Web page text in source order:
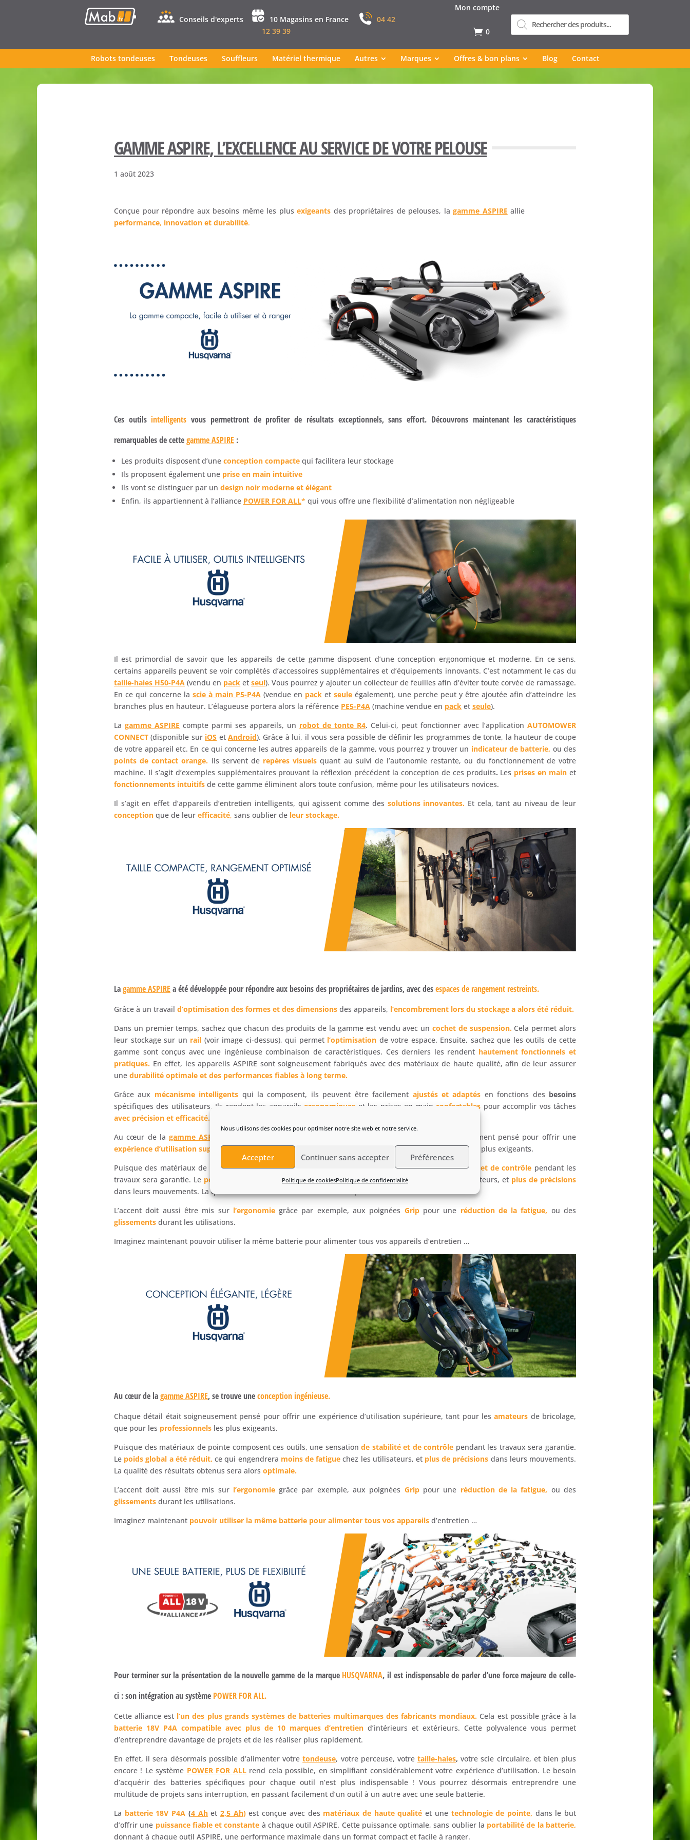
Nous utilisons des cookies pour optimiser notre site web et notre service.
Accepter Continuer sans accepter Préférences
Politique de cookiesPolitique de confidentialité
Conseils d'experts 10 Magasins en France
04 42
12 39 39
Mon compte
0
Recherche
de
produits
Robots tondeuses Tondeuses Souffleurs Matériel thermique Autres Marques Offres & bon plans Blog Contact
GAMME ASPIRE, L’EXCELLENCE AU SERVICE DE VOTRE PELOUSE
1 août 2023
Conçue pour répondre aux besoins même les plus exigeants des propriétaires de pelouses, la gamme ASPIRE allie
performance, innovation et durabilité.
Ces outils intelligentsvous permettront de profiter de résultats exceptionnels, sans effort. Découvrons maintenant les caractéristiques
remarquables de cettegamme ASPIRE :
Les produits disposent d’une conception compacte qui facilitera leur stockage
Ils proposent également une prise en main intuitive
Ils vont se distinguer par un design noir moderne et élégant
Enfin, ils appartiennent à l’alliance POWER FOR ALL* qui vous offre une flexibilité d’alimentation non négligeable
Il est primordial de savoir que les appareils de cette gamme disposent d’une conception ergonomique et moderne. En ce sens,
certains appareils peuvent se voir complétés d’accessoires supplémentaires et d’équipements innovants. C’est notamment le cas du
taille-haies H50-P4A (vendu en pack etseul). Vous pourrez y ajouter un collecteur de feuilles afin d’éviter toute corvée de ramassage.
En ce qui concerne la scie à main P5-P4A (vendue en pack et seule également), une perche peut y être ajoutée afin d’atteindre les
branches plus en hauteur. L’élagueuse portera alors la référence PE5-P4A (machine vendue en pack et seule).
La gamme ASPIRE compte parmi ses appareils, un robot de tonte R4. Celui-ci, peut fonctionner avec l’application AUTOMOWER
CONNECT (disponible sur iOS etAndroid). Grâce à lui, il vous sera possible de définir les programmes de tonte, la hauteur de coupe
de votre appareil etc. En ce qui concerne les autres appareils de la gamme, vous pourrez y trouver un indicateur de batterie, ou des
points de contact orange. Ils servent de repères visuels quant au suivi de l’autonomie restante, ou du fonctionnement de votre
machine. Il s’agit d’exemples supplémentaires prouvant la réflexion précédent la conception de ces produits. Les prises en main et
fonctionnements intuitifs de cette gamme éliminent alors toute confusion, même pour les utilisateurs novices.
Il s’agit en effet d’appareils d’entretien intelligents, qui agissent comme des solutions innovantes. Et cela, tant au niveau de leur
conception que de leur efficacité, sans oublier de leur stockage.
Lagamme ASPIREa été développée pour répondre aux besoins des propriétaires de jardins, avec desespaces de rangement restreints.
Grâce à un travail d’optimisation des formes et des dimensions des appareils, l’encombrement lors du stockage a alors été réduit.
Dans un premier temps, sachez que chacun des produits de la gamme est vendu avec un cochet de suspension.Cela permet alors
leur stockage sur un rail (voir image ci-dessus), qui permet l’optimisation de votre espace. Ensuite, sachez que les outils de cette
gamme sont conçus avec une ingénieuse combinaison de caractéristiques. Ces derniers les rendent hautement fonctionnels et
pratiques. En effet, les appareils ASPIRE sont soigneusement fabriqués avec des matériaux de haute qualité, afin de leur assurer
une durabilité optimale et des performances fiables à long terme.
Grâce aux mécanisme intelligents qui la composent, ils peuvent être facilement ajustés et adaptés en fonctions des besoins
spécifiques des utilisateurs. Ils rendent les appareils ergonomiques et les prises en main confortables pour accomplir vos tâches
avec précision et efficacité.
Au cœur de lagamme ASPIRE
Chaque détail a été soigneusement pensé pour offrir une
expérience d’utilisation supérieure,tant pour lesamateurs de bricolage, que pour lesprofessionnels
les plus exigeants.
Puisque des matériaux de pointe ont été sélectionnés pour créer ces outils, une sensationde stabilité et de contrôle pendant les
travaux sera garantie. Le poids global a été réduit,ce qui engendreramoins de fatigue chez les utilisateurs, et plus de précisions
dans leurs mouvements. La qualité des résultats obtenus sera alors optimale.
L’accent doit aussi être mis sur l’ergonomie grâce par exemple, aux poignées Grip pour une réduction de la fatigue, ou des
glissements durant les utilisations.
Imaginez maintenant pouvoir utiliser la même batterie pour alimenter tous vos appareils d’entretien …
Au cœur de lagamme ASPIRE, se trouve uneconception ingénieuse.
Chaque détail était soigneusement pensé pour offrir une expérience d’utilisation supérieure, tant pour lesamateurs de bricolage,
que pour les professionnels les plus exigeants.
Puisque des matériaux de pointe composent ces outils, une sensationde stabilité et de contrôle pendant les travaux sera garantie.
Le poids global a été réduit, ce qui engendrera moins de fatigue chez les utilisateurs, et plus de précisions dans leurs mouvements.
La qualité des résultats obtenus sera alors optimale.
L’accent doit aussi être mis sur l’ergonomie grâce par exemple, aux poignées Grip pour une réduction de la fatigue, ou des
glissements durant les utilisations.
Imaginez maintenant pouvoir utiliser la même batterie pour alimenter tous vos appareils d’entretien …
Pour terminer sur la présentation de la nouvelle gamme de la marque HUSQVARNA, il est indispensable de parler d’une force majeure de celle-
ci : son intégration au système POWER FOR ALL.
Cette alliance est l’un des plus grands systèmes de batteries multimarques des fabricants mondiaux. Cela est possible grâce à la
batterie 18V P4A compatible avec plus de 10 marques d’entretien d’intérieurs et extérieurs. Cette polyvalence vous permet
d’entreprendre davantage de projets et de les réaliser plus rapidement.
En effet, il sera désormais possible d’alimenter votretondeuse, votre perceuse, votre taille-haies, votre scie circulaire, et bien plus
encore ! Le système POWER FOR ALLrend cela possible, en simplifiant considérablement votre expérience d’utilisation. Le besoin
d’acquérir des batteries spécifiques pour chaque outil n’est plus indispensable ! Vous pourrez désormais entreprendre une
multitude de projets sans interruption, en passant facilement d’un outil à un autre avec une seule batterie.
La batterie 18V P4A (4 Ahet 2,5 Ah)est conçue avec des matériaux de haute qualitéet une technologie de pointe, dans le but
d’offrir une puissance fiable et constante à chaque outil ASPIRE. Cette puissance optimale, sans oublier la portabilité de la batterie,
donnant à chaque outil ASPIRE, une performance maximale dans un format compact et facile à ranger.